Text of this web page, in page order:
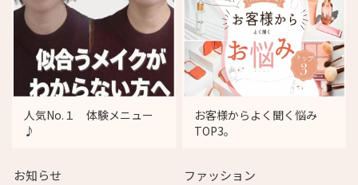
人気No.１ 体験メニュー
♪
お客様からよく聞く悩み
TOP3。
お知らせ ファッション